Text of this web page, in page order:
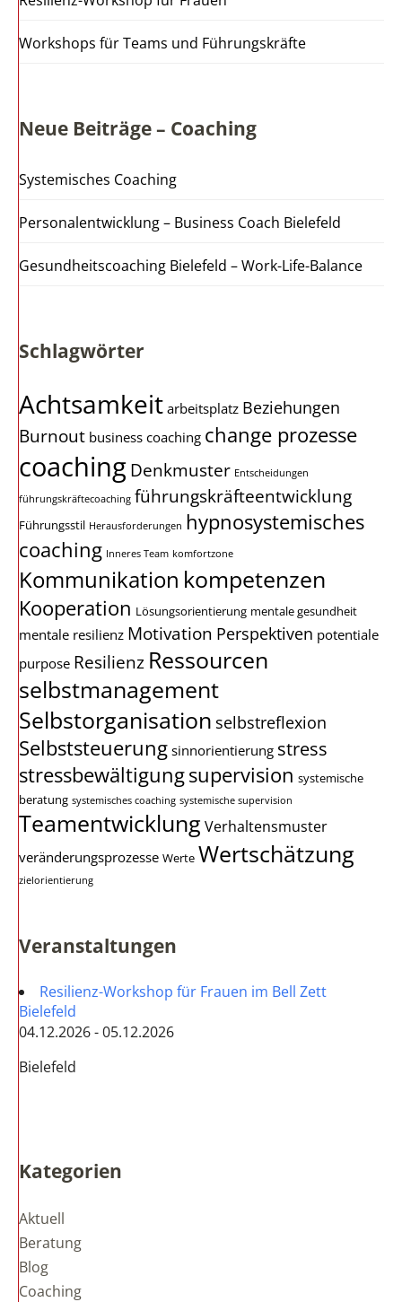
Workshops für Teams und Führungskräfte
Neue Beiträge – Coaching
Systemisches Coaching
Personalentwicklung – Business Coach Bielefeld
Gesundheitscoaching Bielefeld – Work-Life-Balance
Schlagwörter
Achtsamkeit arbeitsplatz Beziehungen
Burnout business coaching change prozesse
coachingDenkmuster Entscheidungen
führungskräftecoaching führungskräfteentwicklung
Führungsstil Herausforderungen hypnosystemisches
coaching Inneres Team komfortzone
Kommunikation kompetenzen
Kooperation Lösungsorientierung mentale gesundheit
mentale resilienz Motivation Perspektiven potentiale
purpose Resilienz Ressourcen
selbstmanagement
Selbstorganisation selbstreflexion
Selbststeuerung sinnorientierung stress
stressbewältigungsupervision systemische
beratung systemisches coaching systemische supervision
Teamentwicklung Verhaltensmuster
veränderungsprozesse Werte Wertschätzung
zielorientierung
Veranstaltungen
Resilienz-Workshop für Frauen im Bell Zett
Bielefeld
04.12.2026 - 05.12.2026
Bielefeld
Kategorien
Aktuell
Beratung
Blog
Coaching